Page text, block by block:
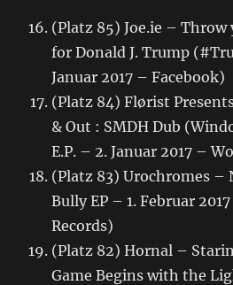
(Platz 85) Joe.ie –
for Donald J. Trump
Januar 2017 – Facebook)
(Platz 84) Flørist
& Out : SMDH Dub
E.P. – 2. Januar 2017 –
(Platz 83) Urochromes
Bully EP – 1. Februar
Records)
(Platz 82) Hornal –
Game Begins with the